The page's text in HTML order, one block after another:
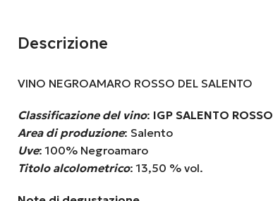
Descrizione
VINO NEGROAMARO ROSSO DEL SALENTO
Classificazione del vino: IGP SALENTO ROSSO
Area di produzione: Salento
Uve: 100% Negroamaro
Titolo alcolometrico: 13,50 % vol.